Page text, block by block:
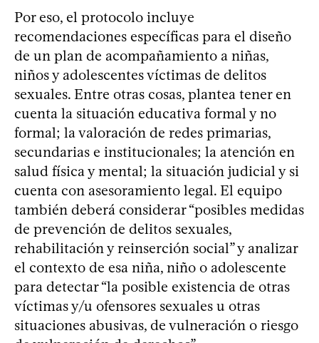
Por eso, el protocolo incluye
recomendaciones específicas para el diseño
de un plan de acompañamiento a niñas,
niños y adolescentes víctimas de delitos
sexuales. Entre otras cosas, plantea tener en
cuenta la situación educativa formal y no
formal; la valoración de redes primarias,
secundarias e institucionales; la atención en
salud física y mental; la situación judicial y si
cuenta con asesoramiento legal. El equipo
también deberá considerar “posibles medidas
de prevención de delitos sexuales,
rehabilitación y reinserción social” y analizar
el contexto de esa niña, niño o adolescente
para detectar “la posible existencia de otras
víctimas y/u ofensores sexuales u otras
situaciones abusivas, de vulneración o riesgo